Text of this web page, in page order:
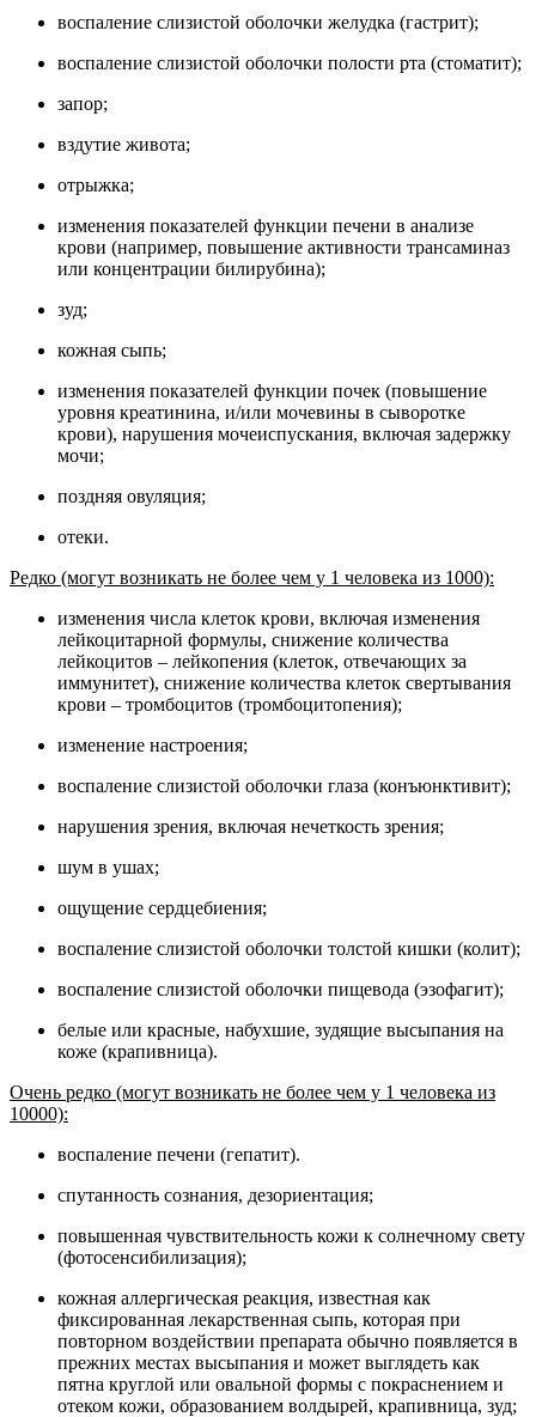
воспаление слизистой оболочки желудка (гастрит);
воспаление слизистой оболочки полости рта (стоматит);
запор;
вздутие живота;
отрыжка;
изменения показателей функции печени в анализе
крови (например, повышение активности трансаминаз
или концентрации билирубина);
зуд;
кожная сыпь;
изменения показателей функции почек (повышение
уровня креатинина, и/или мочевины в сыворотке
крови), нарушения мочеиспускания, включая задержку
мочи;
поздняя овуляция;
отеки.
Редко (могут возникать не более чем у 1 человека из 1000):
изменения числа клеток крови, включая изменения
лейкоцитарной формулы, снижение количества
лейкоцитов – лейкопения (клеток, отвечающих за
иммунитет), снижение количества клеток свертывания
крови – тромбоцитов (тромбоцитопения);
изменение настроения;
воспаление слизистой оболочки глаза (конъюнктивит);
нарушения зрения, включая нечеткость зрения;
шум в ушах;
ощущение сердцебиения;
воспаление слизистой оболочки толстой кишки (колит);
воспаление слизистой оболочки пищевода (эзофагит);
белые или красные, набухшие, зудящие высыпания на
коже (крапивница).
Очень редко (могут возникать не более чем у 1 человека из
10000):
воспаление печени (гепатит).
спутанность сознания, дезориентация;
повышенная чувствительность кожи к солнечному свету
(фотосенсибилизация);
кожная аллергическая реакция, известная как
фиксированная лекарственная сыпь, которая при
повторном воздействии препарата обычно появляется в
прежних местах высыпания и может выглядеть как
пятна круглой или овальной формы с покраснением и
отеком кожи, образованием волдырей, крапивница, зуд;